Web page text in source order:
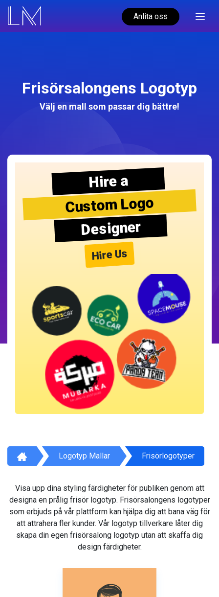
Anlita oss
Frisörsalongens Logotyp
Välj en mall som passar dig bättre!
Hire a
Custom Logo
Designer
Hire Us
Logotyp Mallar Frisörlogotyper
Visa upp dina styling färdigheter för publiken genom att
designa en prålig frisör logotyp. Frisörsalongens logotyper
som erbjuds på vår plattform kan hjälpa dig att bana väg för
att attrahera fler kunder. Vår logotyp tillverkare låter dig
skapa din egen frisörsalong logotyp utan att skaffa dig
design färdigheter.